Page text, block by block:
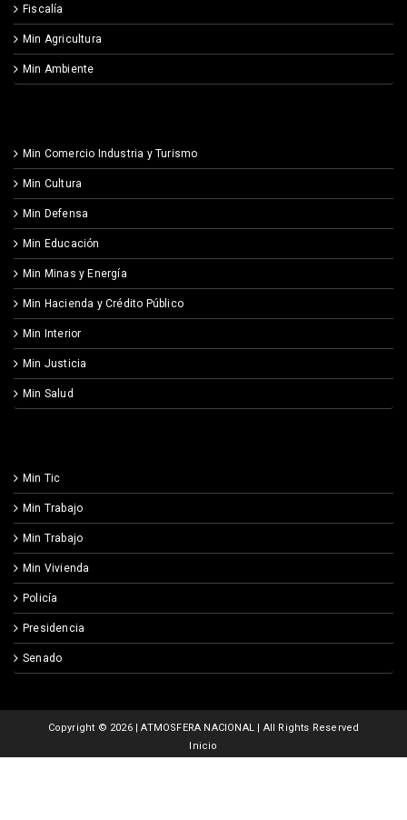
Fiscalía
Min Agricultura
Min Ambiente
Min Comercio Industria y Turismo
Min Cultura
Min Defensa
Min Educación
Min Minas y Energía
Min Hacienda y Crédito Público
Min Interior
Min Justicia
Min Salud
Min Tic
Min Trabajo
Min Trabajo
Min Vivienda
Policía
Presidencia
Senado
Copyright © 2026 | ATMOSFERA NACIONAL | All Rights Reserved
Inicio